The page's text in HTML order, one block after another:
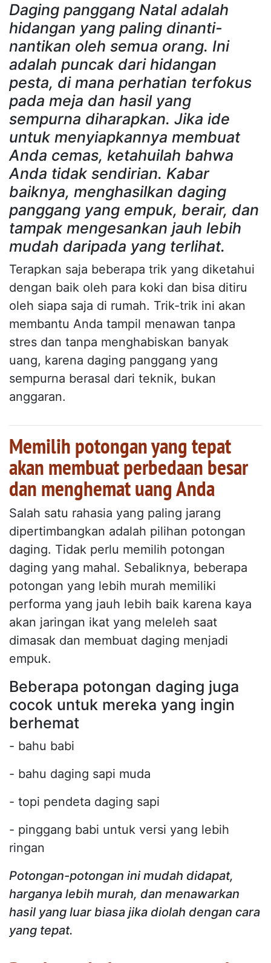
Daging panggang Natal adalah
hidangan yang paling dinanti-
nantikan oleh semua orang. Ini
adalah puncak dari hidangan
pesta, di mana perhatian terfokus
pada meja dan hasil yang
sempurna diharapkan. Jika ide
untuk menyiapkannya membuat
Anda cemas, ketahuilah bahwa
Anda tidak sendirian. Kabar
baiknya, menghasilkan daging
panggang yang empuk, berair, dan
tampak mengesankan jauh lebih
mudah daripada yang terlihat.
Terapkan saja beberapa trik yang diketahui
dengan baik oleh para koki dan bisa ditiru
oleh siapa saja di rumah. Trik-trik ini akan
membantu Anda tampil menawan tanpa
stres dan tanpa menghabiskan banyak
uang, karena daging panggang yang
sempurna berasal dari teknik, bukan
anggaran.
Memilih potongan yang tepat
akan membuat perbedaan besar
dan menghemat uang Anda
Salah satu rahasia yang paling jarang
dipertimbangkan adalah pilihan potongan
daging. Tidak perlu memilih potongan
daging yang mahal. Sebaliknya, beberapa
potongan yang lebih murah memiliki
performa yang jauh lebih baik karena kaya
akan jaringan ikat yang meleleh saat
dimasak dan membuat daging menjadi
empuk.
Beberapa potongan daging juga
cocok untuk mereka yang ingin
berhemat
- bahu babi
- bahu daging sapi muda
- topi pendeta daging sapi
- pinggang babi untuk versi yang lebih
ringan
Potongan-potongan ini mudah didapat,
harganya lebih murah, dan menawarkan
hasil yang luar biasa jika diolah dengan cara
yang tepat.